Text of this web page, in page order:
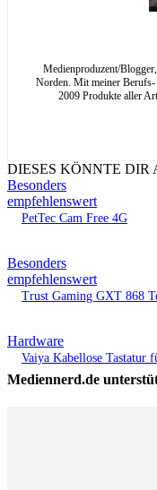
Medienproduzent/
Norden. Mit meiner Berufs-
2009 Produkte aller
DIESES KÖNNTE DIR
Besonders
empfehlenswert
PetTec Cam Free 4G
Besonders
empfehlenswert
Trust Gaming GXT 868
Hardware
Vaiya Kabellose Tastatur
Mediennerd.de